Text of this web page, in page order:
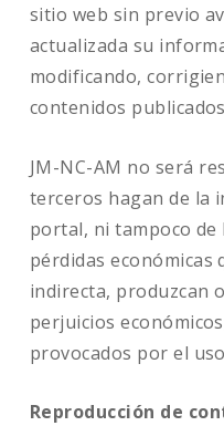
sitio web sin previo
actualizada su
modificando,
contenidos
JM-NC-AM no será
terceros hagan de la
portal, ni tampoco
pérdidas económicas
indirecta, produzcan
perjuicios
provocados por el
Reproducción de